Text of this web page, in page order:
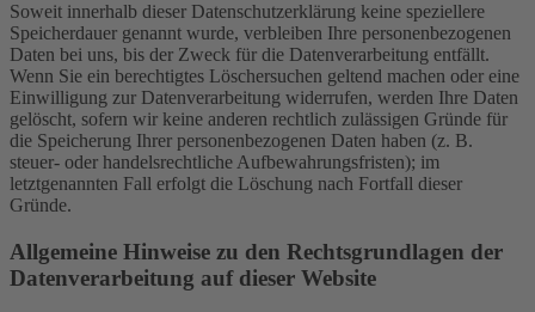
Soweit innerhalb dieser Datenschutzerklärung keine speziellere
Speicherdauer genannt wurde, verbleiben Ihre personenbezogenen
Daten bei uns, bis der Zweck für die Datenverarbeitung entfällt.
Wenn Sie ein berechtigtes Löschersuchen geltend machen oder eine
Einwilligung zur Datenverarbeitung widerrufen, werden Ihre Daten
gelöscht, sofern wir keine anderen rechtlich zulässigen Gründe für
die Speicherung Ihrer personenbezogenen Daten haben (z. B.
steuer- oder handelsrechtliche Aufbewahrungsfristen); im
letztgenannten Fall erfolgt die Löschung nach Fortfall dieser
Gründe.
Allgemeine Hinweise zu den Rechtsgrundlagen der
Datenverarbeitung auf dieser Website